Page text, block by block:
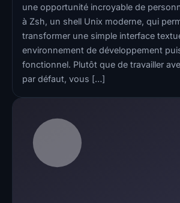
une opportunité incroyable de
à Zsh, un shell Unix moderne, qui
transformer une simple interface
environnement de développement
fonctionnel. Plutôt que de travailler
par défaut, vous […]